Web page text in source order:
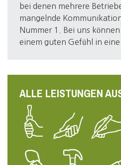
bei denen mehrere
mangelnde
Nummer 1. Bei uns
einem guten Gefühl in eine
ALLE LEISTUNGEN